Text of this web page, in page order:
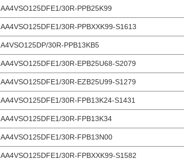
AA4VSO125DFE1/30R-PPB25K99
AA4VSO125DFE1/30R-PPBXXK99-S1613
A4VSO125DP/30R-PPB13KB5
AA4VSO125DFE1/30R-EPB25U68-S2079
AA4VSO125DFE1/30R-EZB25U99-S1279
AA4VSO125DFE1/30R-FPB13K24-S1431
AA4VSO125DFE1/30R-FPB13K34
AA4VSO125DFE1/30R-FPB13N00
AA4VSO125DFE1/30R-FPBXXK99-S1582